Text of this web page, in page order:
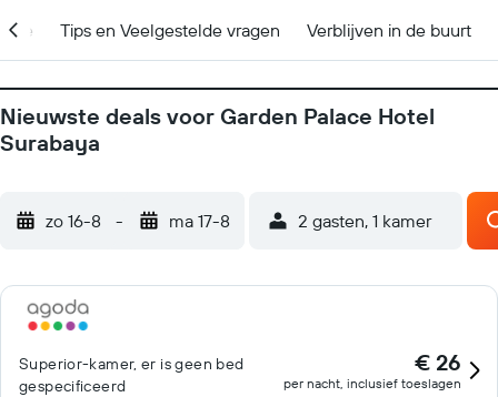
Tips en Veelgestelde vragen Verblijven in de buurt
Nieuwste deals voor Garden Palace Hotel
Surabaya
zo 16-8 - ma 17-8 2 gasten, 1 kamer
Superior-kamer, er is geen bed
gespecificeerd
€ 26
per nacht, inclusief toeslagen